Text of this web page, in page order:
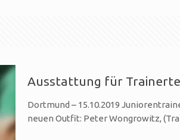
Ausstattung für
Dortmund – 15.10.2019
neuen Outfit: Peter Wongrowitz,